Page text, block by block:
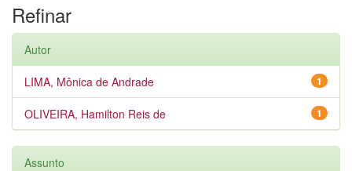
Refinar
Autor
1
LIMA, Mônica de Andrade
1
OLIVEIRA, Hamilton Reis de
Assunto